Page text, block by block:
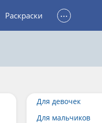
Раскраски ...
Для девочек
Для мальчиков